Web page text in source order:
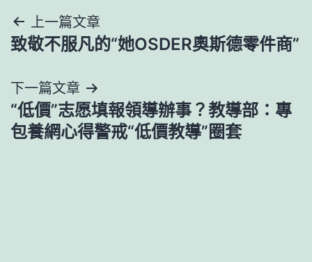
文
章
導
覽
上一篇文章
致敬不服凡的“她OSDER奧斯德零件商”
下一篇文章
“低價”志愿填報領導辦事？教導部：專
包養網心得警戒“低價教導”圈套